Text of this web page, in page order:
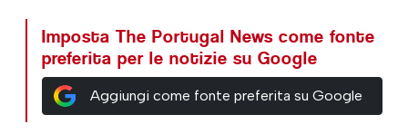
Imposta The Portugal News come fonte
preferita per le notizie su Google
Aggiungi come fonte preferita su Google